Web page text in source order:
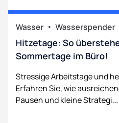
Wasser Wasserspender
Hitzetage: So
Sommertage im Büro!
Stressige Arbeitstage und
Erfahren Sie, wie
Pausen und kleine Strategi...